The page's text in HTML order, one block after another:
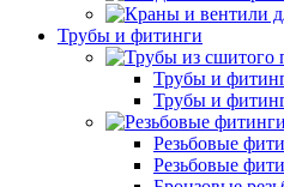
Трубы и фитинги
Трубы и
Трубы и
Резьбовые
Резьбовые